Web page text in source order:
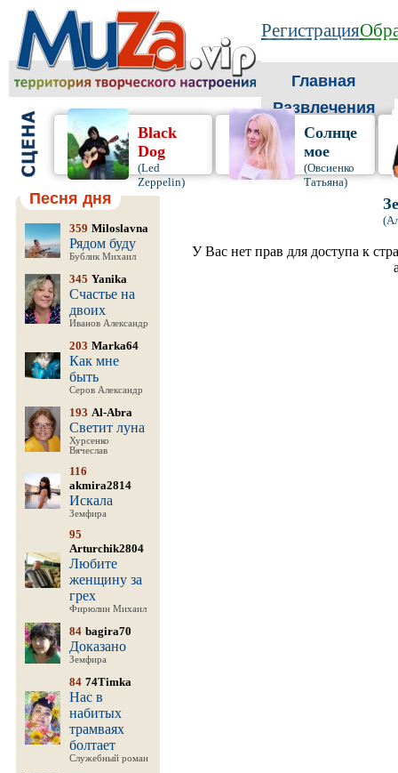
Регистрация
Главная
Развлечения
Black
Dog
(Led
Zeppelin)
Солнце
мое
(Овсиенко
Татьяна)
Песня дня
359 Miloslavna
Рядом буду
Бублик Михаил
345 Yanika
Счастье на
двоих
Иванов Александр
203 Marka64
Как мне
быть
Серов Александр
193 Al-Abra
Светит луна
Хурсенко
Вячеслав
116
akmira2814
Искала
Земфира
95
Arturchik2804
Любите
женщину за
грех
Фирюлин Михаил
84 bagira70
Доказано
Земфира
84 74Timka
Нас в
набитых
трамваях
болтает
Служебный роман
У Вас нет прав для доступа к